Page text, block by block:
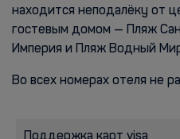
находится неподалёку от
гостевым домом — Пляж
Империя и Пляж Водный
Во всех номерах отеля не